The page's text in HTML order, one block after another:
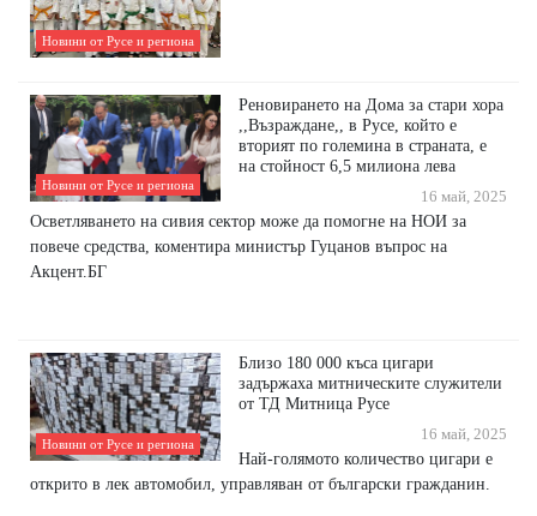
Новини от Русе и региона
Новини от Русе и региона
Реновирането на Дома за стари хора
,,Възраждане,, в Русе, който е
вторият по големина в страната, е
на стойност 6,5 милиона лева
16 май, 2025
Осветляването на сивия сектор може да помогне на НОИ за
повече средства, коментира министър Гуцанов въпрос на
Акцент.БГ
Новини от Русе и региона
Близо 180 000 къса цигари
задържаха митническите служители
от ТД Митница Русе
16 май, 2025
Най-голямото количество цигари е
открито в лек автомобил, управляван от български гражданин.